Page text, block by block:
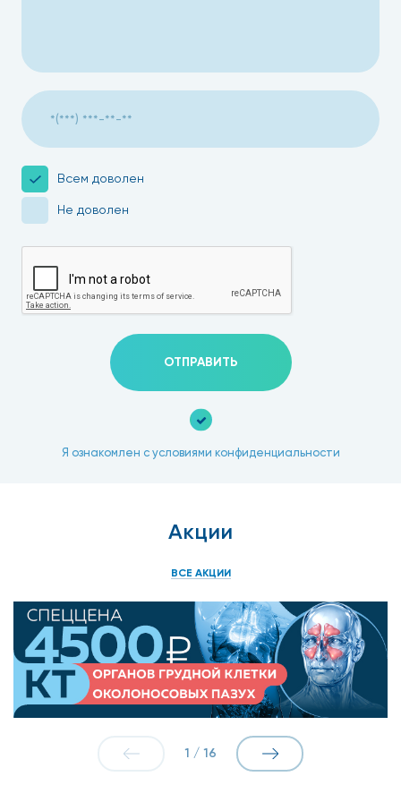
Всем доволен
Не доволен
ОТПРАВИТЬ
Я ознакомлен с условиями конфиденциальности
Акции
ВСЕ АКЦИИ
1 / 16